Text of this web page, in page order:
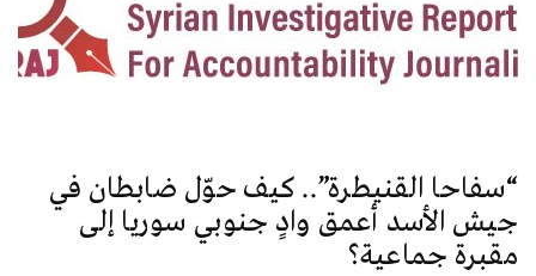
“سفاحا القنيطرة”.. كيف حوّل ضابطان في
جيش الأسد أعمق وادٍ جنوبي سوريا إلى
مقبرة جماعية؟